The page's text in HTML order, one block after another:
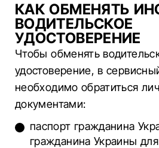
КАК ОБМЕНЯТЬ
ВОДИТЕЛЬСКОЕ
УДОСТОВЕРЕНИЕ
Чтобы обменять
удостоверение, в
необходимо обратиться
документами:
паспорт гражданина
гражданина Украины